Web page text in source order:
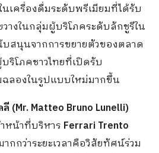
เครื่องดื่มระดับพรีเมียมที่ได้รับ
างในกลุ่มผู้บริโภคระดับลักชูรีใน
สนุนจากการขยายตัวของตลาด
ริโภคชาวไทยที่เปิดรับ
ลองในรูปแบบใหม่มากขึ้น
ลี (Mr. Matteo Bruno Lunelli)
หน้าที่บริหาร Ferrari Trento
กว่าระยะเวลาคือวิสัยทัศน์ร่วม